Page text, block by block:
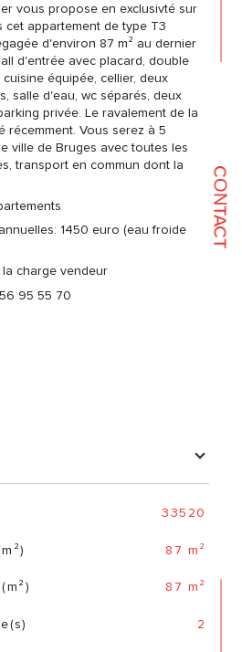
CONTACT
vous propose en exclusivté sur
appartement de type T3
d'environ 87 m² au dernier
d'entrée avec placard, double
équipée, cellier, deux
salle d'eau, wc séparés, deux
privée. Le ravalement de la
récemment. Vous serez à 5
ville de Bruges avec toutes les
transport en commun dont la
1450 euro (eau froide
charge vendeur
95 55 70
33520
87 m²
87 m²
2